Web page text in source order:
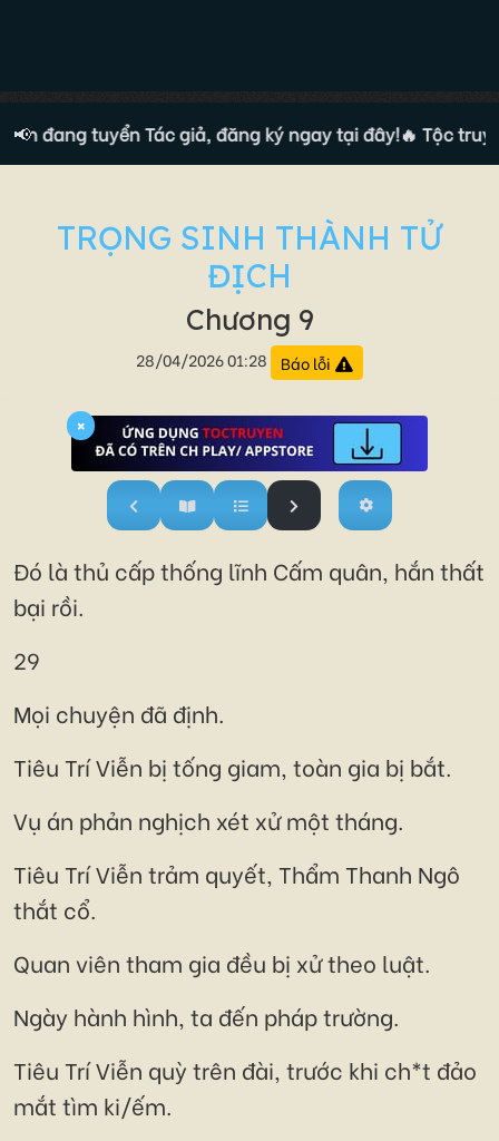
📢đang tuyển Tác giả, đăng ký ngay tại đây!🔥 Tộc
TRỌNG SINH THÀNH TỬ
ĐỊCH
Chương 9
28/04/2026 01:28 Báo lỗi
×
Đó là thủ cấp thống lĩnh Cấm quân, hắn thất
bại rồi.
29
Mọi chuyện đã định.
Tiêu Trí Viễn bị tống giam, toàn gia bị bắt.
Vụ án phản nghịch xét xử một tháng.
Tiêu Trí Viễn trảm quyết, Thẩm Thanh Ngô
thắt cổ.
Quan viên tham gia đều bị xử theo luật.
Ngày hành hình, ta đến pháp trường.
Tiêu Trí Viễn quỳ trên đài, trước khi ch*t đảo
mắt tìm ki/ếm.